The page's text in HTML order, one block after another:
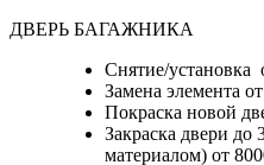
ДВЕРЬ БАГАЖНИКА
Снятие/установка
Замена элемента
Покраска новой
Закраска двери до
материалом) от